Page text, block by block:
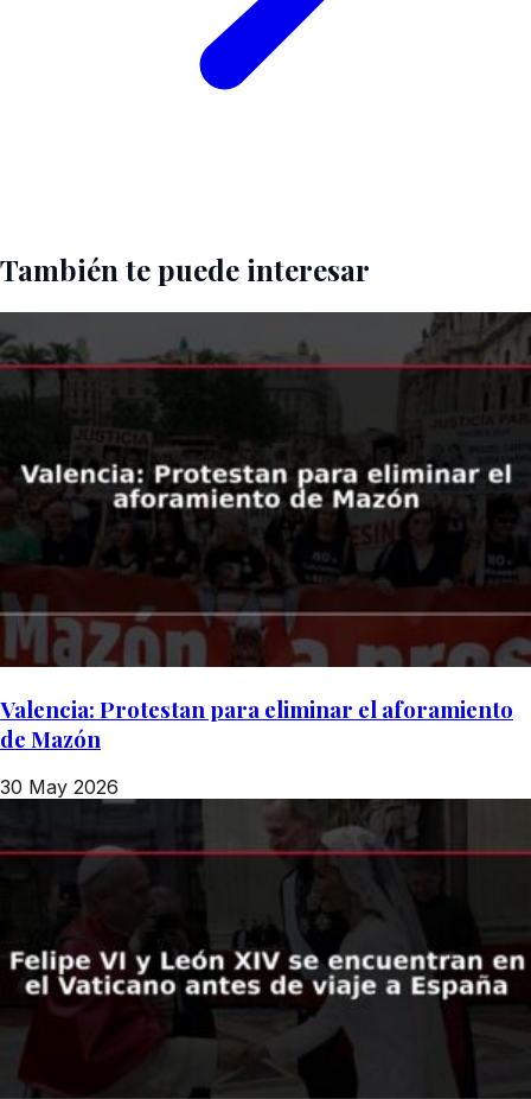
También te puede interesar
Valencia: Protestan para eliminar el aforamiento
de Mazón
30 May 2026